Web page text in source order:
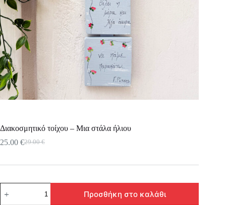
Διακοσμητικό τοίχου – Μια στάλα ήλιου
29.00€
Original
was:
25.00 €Η
τιμή
25.00 €.
τοίχου
Προσθήκη στο καλάθι